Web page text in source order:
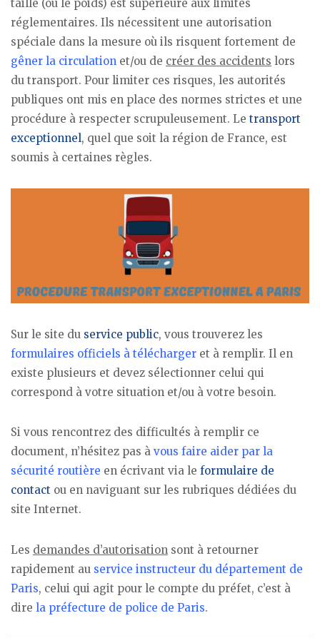
taille (ou le poids) est supérieure aux limites
réglementaires. Ils nécessitent une autorisation
spéciale dans la mesure où ils risquent fortement de
gêner la circulation et/ou de créer des accidents lors
du transport. Pour limiter ces risques, les autorités
publiques ont mis en place des normes strictes et une
procédure à respecter scrupuleusement. Le transport
exceptionnel, quel que soit la région de France, est
soumis à certaines règles.
Sur le site du service public, vous trouverez les
formulaires officiels à télécharger et à remplir. Il en
existe plusieurs et devez sélectionner celui qui
correspond à votre situation et/ou à votre besoin.
Si vous rencontrez des difficultés à remplir ce
document, n’hésitez pas à vous faire aider par la
sécurité routière en écrivant via le formulaire de
contact ou en naviguant sur les rubriques dédiées du
site Internet.
Les demandes d’autorisation sont à retourner
rapidement au service instructeur du département de
Paris, celui qui agit pour le compte du préfet, c’est à
dire la préfecture de police de Paris.